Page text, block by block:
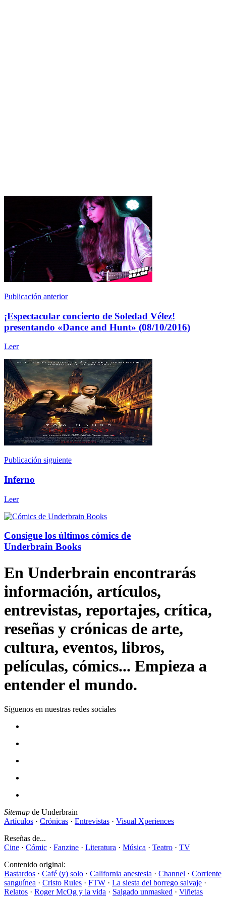
Publicación anterior
¡Espectacular concierto de Soledad Vélez!
presentando «Dance and Hunt» (08/10/2016)
Leer
Publicación siguiente
Inferno
Leer
Consigue los últimos cómics de
Underbrain Books
En Underbrain encontrarás
información, artículos,
entrevistas, reportajes, crítica,
reseñas y crónicas de arte,
cultura, eventos, libros,
películas, cómics... Empieza a
entender el mundo.
Síguenos en nuestras redes sociales
Sitemap de Underbrain
Artículos · Crónicas · Entrevistas · Visual Xperiences
Reseñas de...
Cine · Cómic · Fanzine · Literatura · Música · Teatro · TV
Contenido original:
Bastardos · Café (y) solo · California anestesia · Channel · Corriente
sanguínea · Cristo Rules · FTW · La siesta del borrego salvaje ·
Relatos · Roger McOg y la vida · Salgado unmasked · Viñetas